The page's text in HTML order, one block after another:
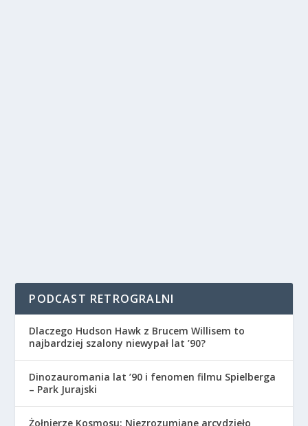
PODCAST RETROGRALNI
Dlaczego Hudson Hawk z Brucem Willisem to
najbardziej szalony niewypał lat ’90?
Dinozauromania lat ’90 i fenomen filmu Spielberga
– Park Jurajski
Żołnierze Kosmosu: Niezrozumiane arcydzieło